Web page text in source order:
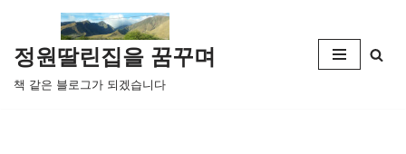
콘
텐
츠
정원딸린집을 꿈꾸며
책 같은 블로그가 되겠습니다